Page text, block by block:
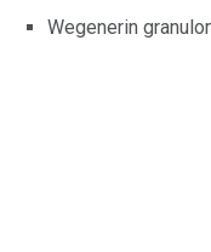
Wegenerin